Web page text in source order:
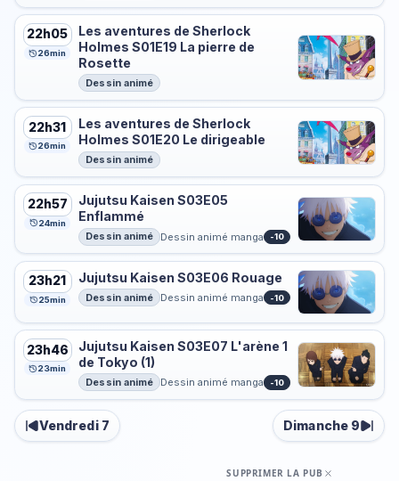
22h05
26min
Les aventures de Sherlock
Holmes S01E19 La pierre de
Rosette
Dessin animé
22h31
26min
Les aventures de Sherlock
Holmes S01E20 Le dirigeable
Dessin animé
22h57
24min
Jujutsu Kaisen S03E05
Enflammé
Dessin animé Dessin animé manga -10
23h21
25min
Jujutsu Kaisen S03E06 Rouage
Dessin animé Dessin animé manga -10
23h46
23min
Jujutsu Kaisen S03E07 L'arène 1
de Tokyo (1)
Dessin animé Dessin animé manga -10
Vendredi 7 Dimanche 9
SUPPRIMER LA PUB